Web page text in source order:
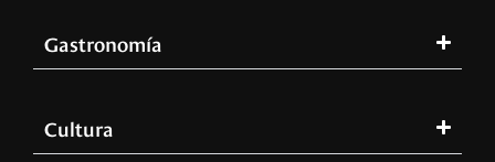
Gastronomía
Cultura